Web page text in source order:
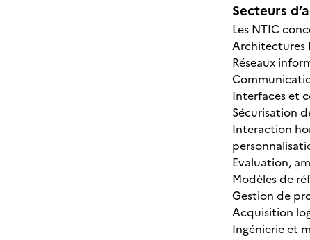
Secteurs
Les NTIC
Architectures
Réseaux
Interfaces et
Sécurisation
Interaction
Evaluation,
Modèles de
Gestion de
Acquisition
Ingénierie et